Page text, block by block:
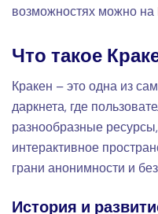
возможностях можно на
Что такое
Кракен – это одна из
даркнета, где
разнообразные
интерактивное
грани анонимности и
История и